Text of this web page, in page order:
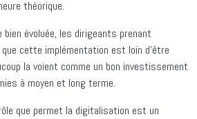
théorique.
évoluée, les dirigeants prenant
cette implémentation est loin d’être
la voient comme un bon investissement
à moyen et long terme.
que permet la digitalisation est un